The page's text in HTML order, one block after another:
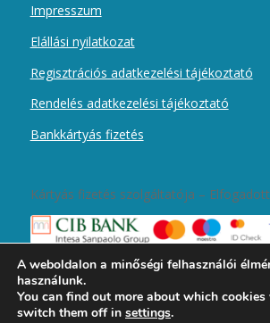
Impresszum
Elállási nyilatkozat
Regisztrációs adatkezelési tájékoztató
Rendelés adatkezelési tájékoztató
Bankkártyás fizetés
Kártyás fizetés szolgáltatója –
A weboldalon a minőségi felhasználói
használunk.
You can find out more about which cookies
switch them off in settings.